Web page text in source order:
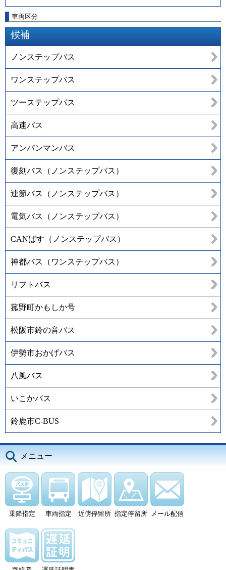
車両区分
候補
ノンステップバス
ワンステップバス
ツーステップバス
高速バス
アンパンマンバス
復刻バス（ノンステップバス）
連節バス（ノンステップバス）
電気バス（ノンステップバス）
CANばす（ノンステップバス）
神都バス（ワンステップバス）
リフトバス
菰野町かもしか号
松阪市鈴の音バス
伊勢市おかげバス
八風バス
いこかバス
鈴鹿市C-BUS
メニュー
乗降指定 車両指定 近傍停留所 指定停留所 メール配信